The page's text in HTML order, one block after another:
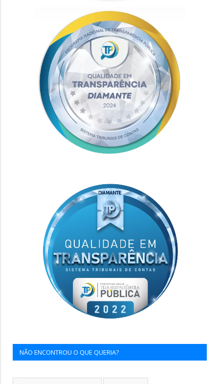
NÃO ENCONTROU O QUE QUERIA?